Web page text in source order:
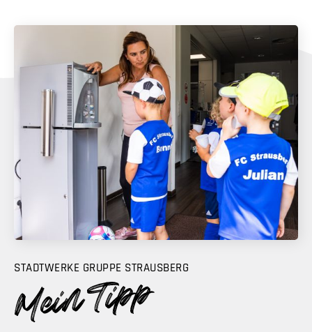
STADTWERKE GRUPPE STRAUSBERG